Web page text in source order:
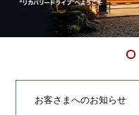
お客さまへのお知らせ